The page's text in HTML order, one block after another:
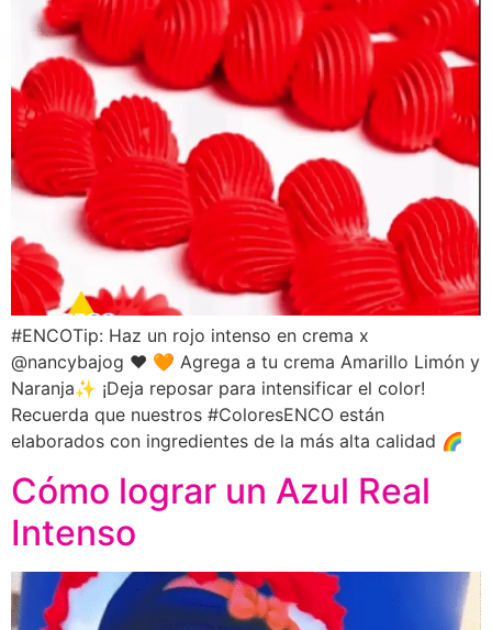
#ENCOTip: Haz un rojo intenso en crema x
@nancybajog ❤️ 🧡 Agrega a tu crema Amarillo Limón y
Naranja✨ ¡Deja reposar para intensificar el color!
Recuerda que nuestros #ColoresENCO están
elaborados con ingredientes de la más alta calidad 🌈
Cómo lograr un Azul Real
Intenso